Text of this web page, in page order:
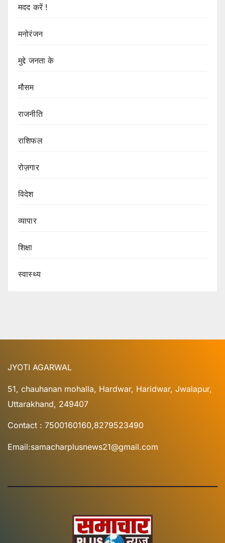
मदद करें !
मनोरंजन
मुद्दे जनता के
मौसम
राजनीति
राशिफल
रोज़गार
विदेश
व्यापार
शिक्षा
स्वास्थ्य
JYOTI AGARWAL
51, chauhanan mohalla, Hardwar, Haridwar, Jwalapur,
Uttarakhand, 249407
Contact : 7500160160,8279523490
Email:samacharplusnews21@gmail.com